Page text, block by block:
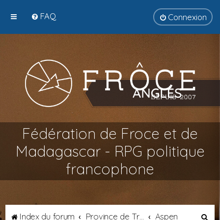
FAQ Connexion
Fédération de Froce et de
Madagascar - RPG politique
francophone
Index du forum Province de Transalpie Aspen